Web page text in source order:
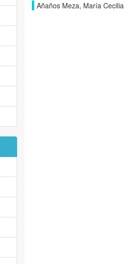
Añaños Meza, María Cecilia